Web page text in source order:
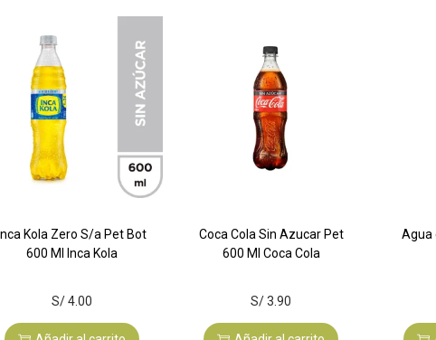
Kola Zero S/a Pet Bot
600 Ml Inca Kola
S/4.00
Coca Cola Sin Azucar Pet
600 Ml Coca Cola
S/3.90
Agua